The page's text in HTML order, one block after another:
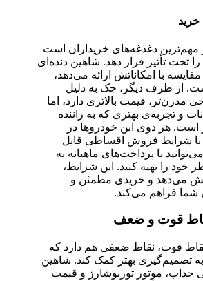
دغدغه‌های خریداران است
را تحت تأثیر قرار دهد. شاهین دنده‌ای
با امکاناتش ارائه می‌دهد،
از طرف دیگر، جک به دلیل
مدرن‌تر، قیمت بالاتری دارد، اما
و تجربه‌ی بهتری که به راننده
است. هر دوی این خودروها در
با شرایط فروش اقساطی قابل
با پرداخت‌های ماهیانه به
خود را تهیه کنید. این شرایط،
می‌دهد و خریدی مطمئن و
شما فراهم می‌کند.
قوت و ضعف
قوت، نقاط ضعفی هم دارد که
به تصمیم‌گیری بهتر کمک کند. شاهین
جذاب، موتور توربوشارژ و قیمت